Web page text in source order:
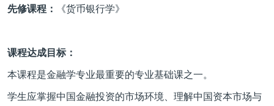
先修课程： 《货币银行学》
课程达成目标：
本课程是金融学专业最重要的专业基础课之一。
学生应掌握中国金融投资的市场环境、理解中国资本市场与